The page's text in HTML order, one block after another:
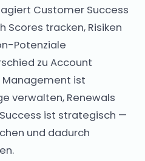
Customer Success
Scores tracken, Risiken
Potenziale
zu Account
ist
verwalten, Renewals
ist strategisch —
und dadurch